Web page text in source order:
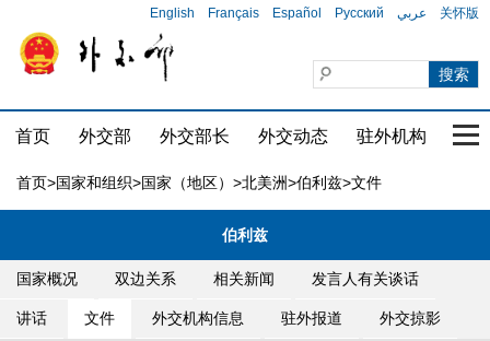
English Français Español Русский عربي 关怀版
首页 外交部 外交部长 外交动态 驻外机构 国
首页>国家和组织>国家（地区） >北美洲>伯利兹>文件
伯利兹
国家概况 双边关系 相关新闻 发言人有关谈话
讲话 文件 外交机构信息 驻外报道 外交掠影